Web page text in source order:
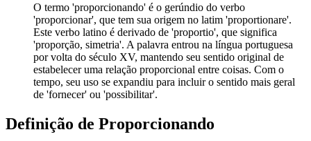
O termo 'proporcionando' é o gerúndio do verbo
'proporcionar', que tem sua origem no latim 'proportionare'.
Este verbo latino é derivado de 'proportio', que significa
'proporção, simetria'. A palavra entrou na língua portuguesa
por volta do século XV, mantendo seu sentido original de
estabelecer uma relação proporcional entre coisas. Com o
tempo, seu uso se expandiu para incluir o sentido mais geral
de 'fornecer' ou 'possibilitar'.
Definição de Proporcionando